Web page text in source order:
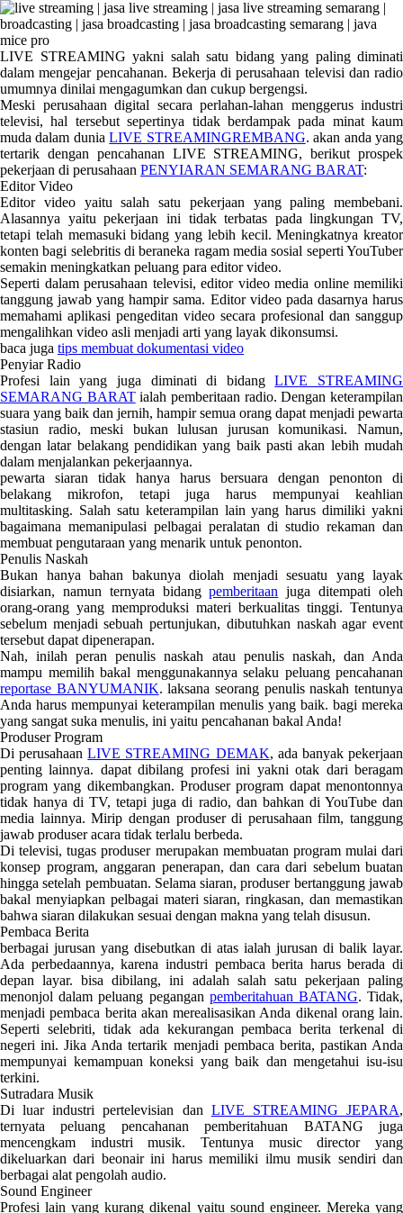
LIVE STREAMING yakni salah satu bidang yang paling diminati
dalam mengejar pencahanan. Bekerja di perusahaan televisi dan radio
umumnya dinilai mengagumkan dan cukup bergengsi.
Meski perusahaan digital secara perlahan-lahan menggerus industri
televisi, hal tersebut sepertinya tidak berdampak pada minat kaum
muda dalam duniaLIVE STREAMINGREMBANG. akan anda yang
tertarik dengan pencahanan LIVE STREAMING, berikut prospek
pekerjaan di perusahaan PENYIARAN SEMARANG BARAT:
Editor Video
Editor video yaitu salah satu pekerjaan yang paling membebani.
Alasannya yaitu pekerjaan ini tidak terbatas pada lingkungan TV,
tetapi telah memasuki bidang yang lebih kecil. Meningkatnya kreator
konten bagi selebritis di beraneka ragam media sosial seperti YouTuber
semakin meningkatkan peluang para editor video.
Seperti dalam perusahaan televisi, editor video media online memiliki
tanggung jawab yang hampir sama. Editor video pada dasarnya harus
memahami aplikasi pengeditan video secara profesional dan sanggup
mengalihkan video asli menjadi arti yang layak dikonsumsi.
baca juga tips membuat dokumentasi video
Penyiar Radio
Profesi lain yang juga diminati di bidangLIVE STREAMING
SEMARANG BARATialah pemberitaan radio. Dengan keterampilan
suara yang baik dan jernih, hampir semua orang dapat menjadi pewarta
stasiun radio, meski bukan lulusan jurusan komunikasi. Namun,
dengan latar belakang pendidikan yang baik pasti akan lebih mudah
dalam menjalankan pekerjaannya.
pewarta siaran tidak hanya harus bersuara dengan penonton di
belakang mikrofon, tetapi juga harus mempunyai keahlian
multitasking. Salah satu keterampilan lain yang harus dimiliki yakni
bagaimana memanipulasi pelbagai peralatan di studio rekaman dan
membuat pengutaraan yang menarik untuk penonton.
Penulis Naskah
Bukan hanya bahan bakunya diolah menjadi sesuatu yang layak
disiarkan, namun ternyata bidangpemberitaan juga ditempati oleh
orang-orang yang memproduksi materi berkualitas tinggi. Tentunya
sebelum menjadi sebuah pertunjukan, dibutuhkan naskah agar event
tersebut dapat dipenerapan.
Nah, inilah peran penulis naskah atau penulis naskah, dan Anda
mampu memilih bakal menggunakannya selaku peluang pencahanan
reportase BANYUMANIK. laksana seorang penulis naskah tentunya
Anda harus mempunyai keterampilan menulis yang baik. bagi mereka
yang sangat suka menulis, ini yaitu pencahanan bakal Anda!
Produser Program
Di perusahaanLIVE STREAMING DEMAK, ada banyak pekerjaan
penting lainnya. dapat dibilang profesi ini yakni otak dari beragam
program yang dikembangkan. Produser program dapat menontonnya
tidak hanya di TV, tetapi juga di radio, dan bahkan di YouTube dan
media lainnya. Mirip dengan produser di perusahaan film, tanggung
jawab produser acara tidak terlalu berbeda.
Di televisi, tugas produser merupakan membuatan program mulai dari
konsep program, anggaran penerapan, dan cara dari sebelum buatan
hingga setelah pembuatan. Selama siaran, produser bertanggung jawab
bakal menyiapkan pelbagai materi siaran, ringkasan, dan memastikan
bahwa siaran dilakukan sesuai dengan makna yang telah disusun.
Pembaca Berita
berbagai jurusan yang disebutkan di atas ialah jurusan di balik layar.
Ada perbedaannya, karena industri pembaca berita harus berada di
depan layar. bisa dibilang, ini adalah salah satu pekerjaan paling
menonjol dalam peluang pegangan pemberitahuan BATANG. Tidak,
menjadi pembaca berita akan merealisasikan Anda dikenal orang lain.
Seperti selebriti, tidak ada kekurangan pembaca berita terkenal di
negeri ini. Jika Anda tertarik menjadi pembaca berita, pastikan Anda
mempunyai kemampuan koneksi yang baik dan mengetahui isu-isu
terkini.
Sutradara Musik
Di luar industri pertelevisian dan LIVE STREAMING JEPARA,
ternyata peluang pencahanan pemberitahuan BATANG juga
mencengkam industri musik. Tentunya music director yang
dikeluarkan dari beonair ini harus memiliki ilmu musik sendiri dan
berbagai alat pengolah audio.
Sound Engineer
Profesi lain yang kurang dikenal yaitu sound engineer. Mereka yang